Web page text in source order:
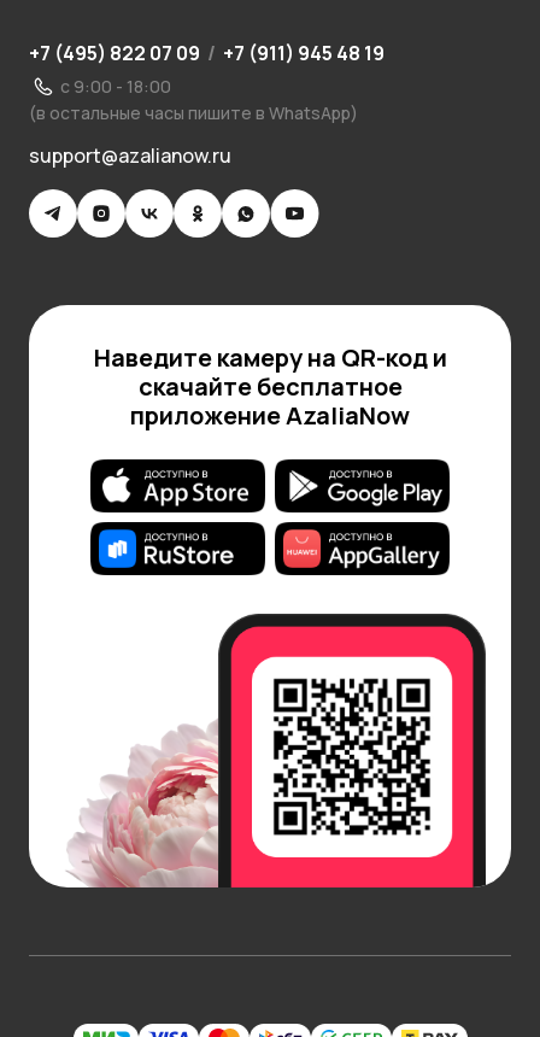
+7 (495) 822 07 09 / +7 (911) 945 48 19
с 9:00 - 18:00
(в остальные часы пишите в WhatsApp)
support@azalianow.ru
Наведите камеру на QR-код и
скачайте бесплатное
приложение AzaliaNow